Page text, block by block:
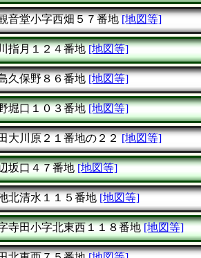
音堂小字西畑５７番地 [地図等]
指月１２４番地 [地図等]
久保野８６番地 [地図等]
堀口１０３番地 [地図等]
大川原２１番地の２２ [地図等]
坂口４７番地 [地図等]
北清水１１５番地 [地図等]
寺田小字北東西１１８番地 [地図等]